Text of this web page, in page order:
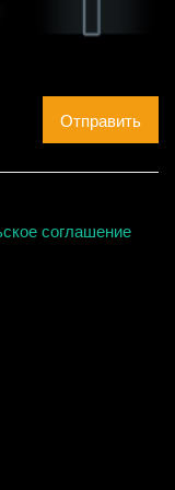
Отправить
соглашение